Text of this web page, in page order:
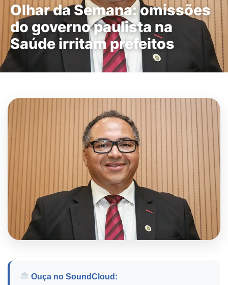
Olhar da Semana: omissões
do governo paulista na
Saúde irritam prefeitos
Ouça no SoundCloud: